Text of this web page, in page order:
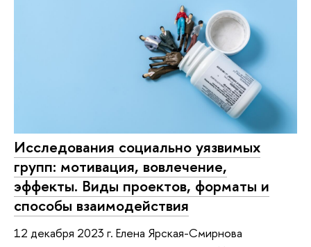
Исследования социально уязвимых
групп: мотивация, вовлечение,
эффекты. Виды проектов, форматы и
способы взаимодействия
12 декабря 2023 г. Елена Ярская-Смирнова